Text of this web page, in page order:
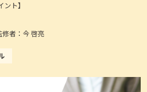
ト】
修者：今 啓亮